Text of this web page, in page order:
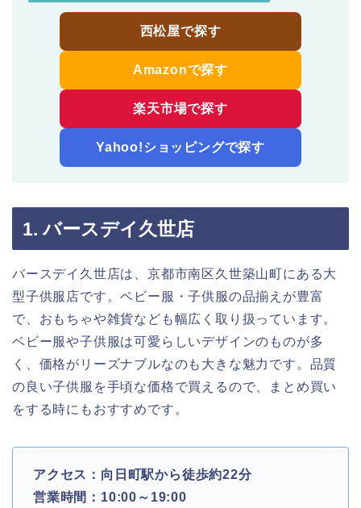
西松屋で探す
Amazonで探す
楽天市場で探す
Yahoo!ショッピングで探す
1. バースデイ久世店
バースデイ久世店は、京都市南区久世築山町にある大
型子供服店です。ベビー服・子供服の品揃えが豊富
で、おもちゃや雑貨なども幅広く取り扱っています。
ベビー服や子供服は可愛らしいデザインのものが多
く、価格がリーズナブルなのも大きな魅力です。品質
の良い子供服を手頃な価格で買えるので、まとめ買い
をする時にもおすすめです。
アクセス：向日町駅から徒歩約22分
営業時間：10:00～19:00